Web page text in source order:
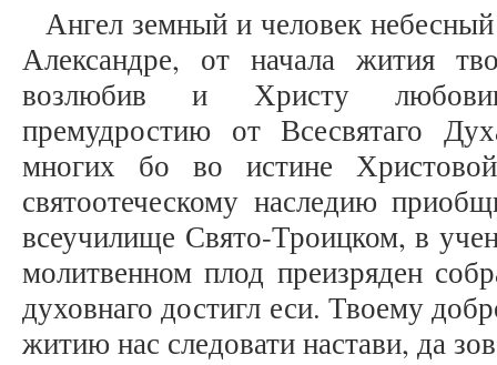
Ангел земный и человек
Александре, от начала жития
возлюбив и Христу
премудростию от Всесвятаго
многих бо во истине
святоотеческому наследию
всеучилище Свято-Троицком, в
молитвенном плод преизряден
духовнаго достигл еси. Твоему
житию нас следовати настави, да